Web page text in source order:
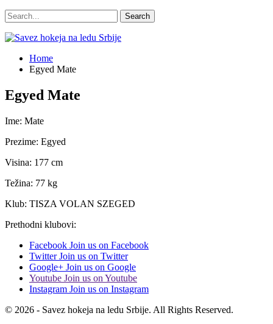
Home
Egyed Mate
Egyed Mate
Ime: Mate
Prezime: Egyed
Visina: 177 cm
Težina: 77 kg
Klub: TISZA VOLAN SZEGED
Prethodni klubovi:
Facebook Join us on Facebook
Twitter Join us on Twitter
Google+ Join us on Google
Youtube Join us on Youtube
Instagram Join us on Instagram
© 2026 - Savez hokeja na ledu Srbije. All Rights Reserved.